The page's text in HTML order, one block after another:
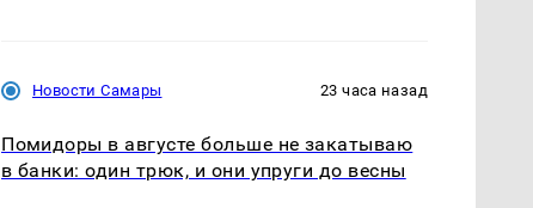
Новости Самары 23 часа назад
Помидоры в августе больше не закатываю
в банки: один трюк, и они упруги до весны